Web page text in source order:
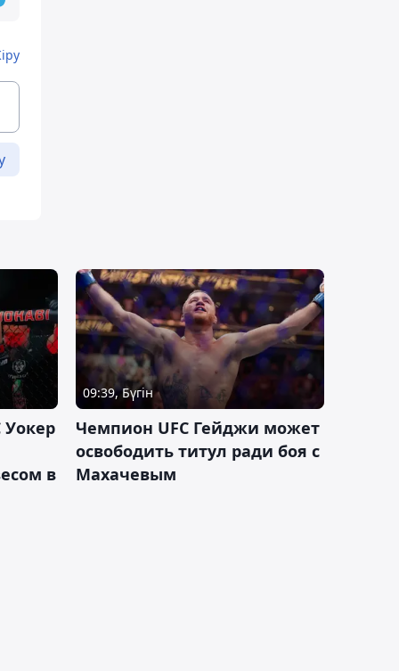
Уокер
в
09:39, Бүгін
Чемпион UFC Гейджи может
освободить титул ради боя с
Махачевым